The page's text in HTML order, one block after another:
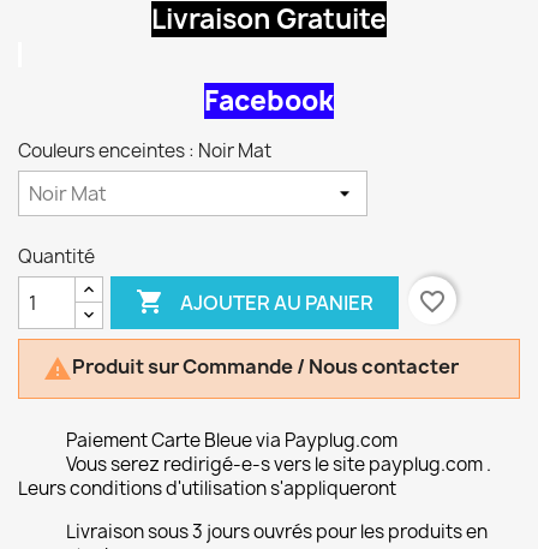
Livraison Gratuite
Facebook
Couleurs enceintes : Noir Mat
Quantité
 AJOUTER AU PANIER favorite_border
Produit sur Commande / Nous contacter
Paiement Carte Bleue via Payplug.com
Vous serez redirigé-e-s vers le site payplug.com .
Leurs conditions d'utilisation s'appliqueront
Livraison sous 3 jours ouvrés pour les produits en